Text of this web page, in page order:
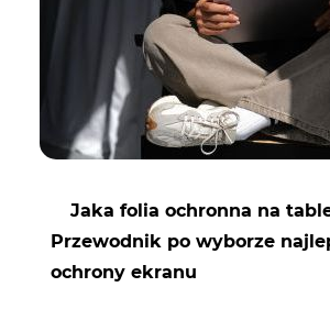
Jaka folia ochronna na
Przewodnik po wyborze
ochrony ekranu